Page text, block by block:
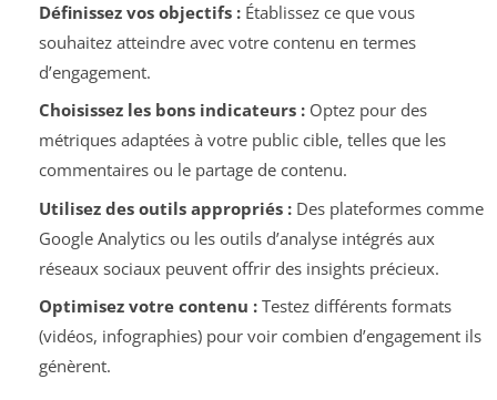
Définissez vos objectifs :Établissez ce que vous
souhaitez atteindre avec votre contenu en termes
d’engagement.
Choisissez les bons indicateurs :Optez pour des
métriques adaptées à votre public cible, telles que les
commentaires ou le partage de contenu.
Utilisez des outils appropriés :Des plateformes comme
Google Analytics ou les outils d’analyse intégrés aux
réseaux sociaux peuvent offrir des insights précieux.
Optimisez votre contenu :Testez différents formats
(vidéos, infographies) pour voir combien d’engagement ils
génèrent.